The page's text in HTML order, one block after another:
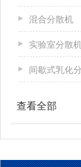
混合分散机
实验室分散
间歇式乳化
查看全部